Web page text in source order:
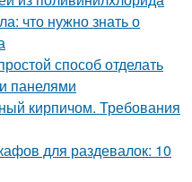
что нужно знать о
способ отделать
панелями
кирпичом. Требования
для раздевалок: 10